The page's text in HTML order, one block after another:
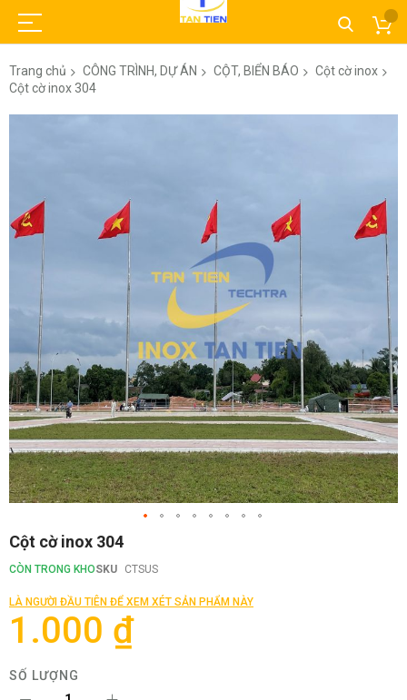
Trang chủ CÔNG TRÌNH, DỰ ÁN CỘT, BIỂN BÁO
Cột cờ inox
Cột cờ inox 304
viện
hình
Chuyển
đến
phần
của
thư
hình
Cột cờ inox 304
CÒN TRONG KHOSKU CTSUS
LÀ NGƯỜI ĐẦU TIÊN ĐỂ XEM XÉT SẢN PHẨM NÀY
1.000 ₫
SỐ LƯỢNG